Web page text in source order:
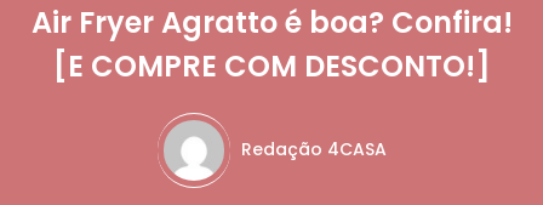
Air Fryer Agratto é boa? Confira!
[E COMPRE COM DESCONTO!]
Redação 4CASA